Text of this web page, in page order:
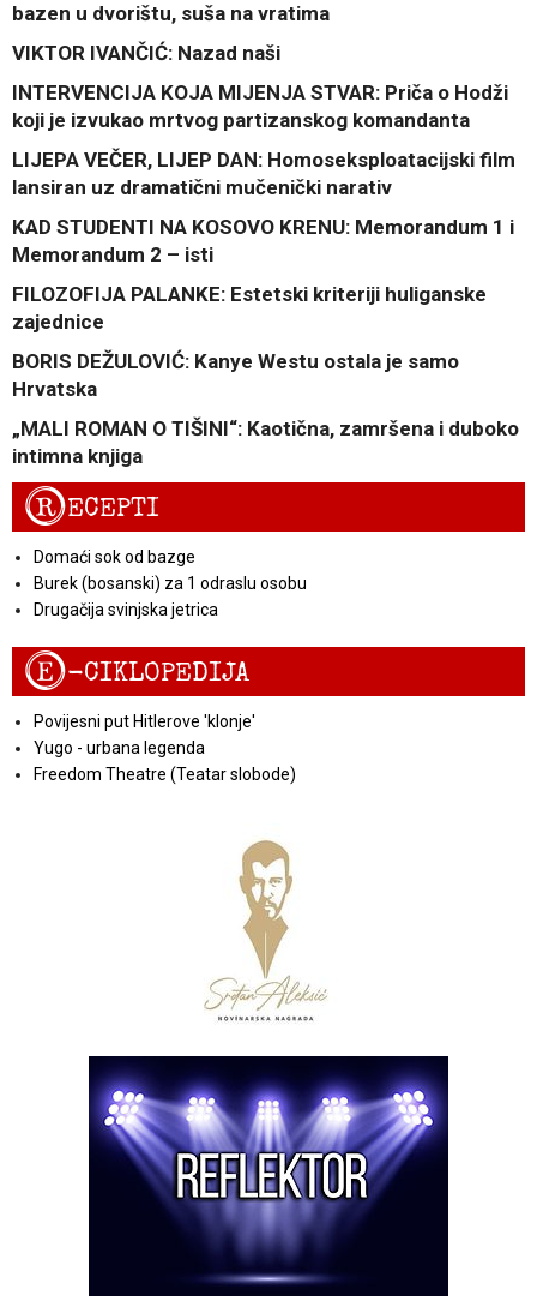
bazen u dvorištu, suša na vratima
VIKTOR IVANČIĆ: Nazad naši
INTERVENCIJA KOJA MIJENJA STVAR: Priča o Hodži
koji je izvukao mrtvog partizanskog komandanta
LIJEPA VEČER, LIJEP DAN: Homoseksploatacijski film
lansiran uz dramatični mučenički narativ
KAD STUDENTI NA KOSOVO KRENU: Memorandum 1 i
Memorandum 2 – isti
FILOZOFIJA PALANKE: Estetski kriteriji huliganske
zajednice
BORIS DEŽULOVIĆ: Kanye Westu ostala je samo
Hrvatska
„MALI ROMAN O TIŠINI“: Kaotična, zamršena i duboko
intimna knjiga
RECEPTI
Domaći sok od bazge
Burek (bosanski) za 1 odraslu osobu
Drugačija svinjska jetrica
E-CIKLOPEDIJA
Povijesni put Hitlerove 'klonje'
Yugo - urbana legenda
Freedom Theatre (Teatar slobode)